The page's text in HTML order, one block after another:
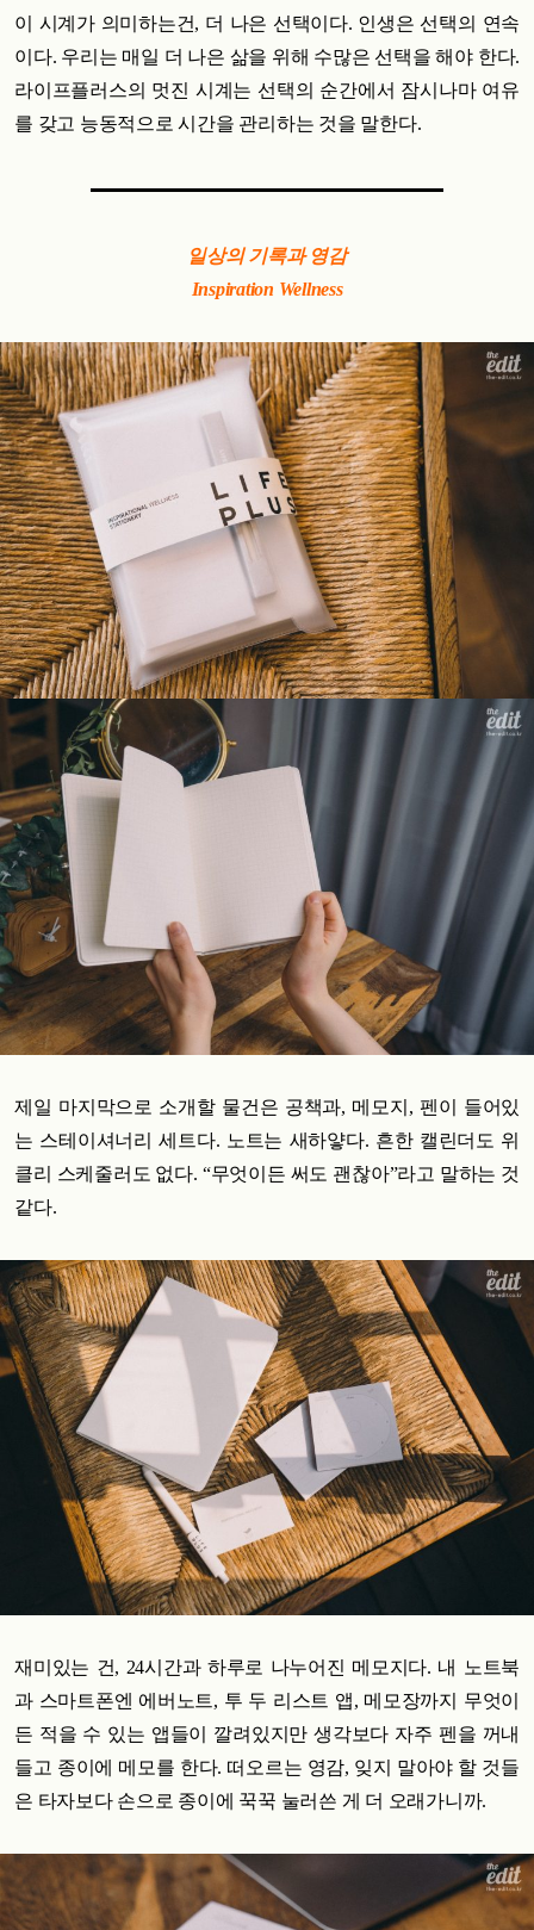
이 시계가 의미하는건, 더 나은 선택이다. 인생은 선택의 연속
이다. 우리는 매일 더 나은 삶을 위해 수많은 선택을 해야 한다.
라이프플러스의 멋진 시계는 선택의 순간에서 잠시나마 여유
를 갖고 능동적으로 시간을 관리하는 것을 말한다.
일상의 기록과 영감
Inspiration Wellness
제일 마지막으로 소개할 물건은 공책과, 메모지, 펜이 들어있
는 스테이셔너리 세트다. 노트는 새하얗다. 흔한 캘린더도 위
클리 스케줄러도 없다. “무엇이든 써도 괜찮아”라고 말하는 것
같다.
재미있는 건, 24시간과 하루로 나누어진 메모지다. 내 노트북
과 스마트폰엔 에버노트, 투 두 리스트 앱, 메모장까지 무엇이
든 적을 수 있는 앱들이 깔려있지만 생각보다 자주 펜을 꺼내
들고 종이에 메모를 한다. 떠오르는 영감, 잊지 말아야 할 것들
은 타자보다 손으로 종이에 꾹꾹 눌러쓴 게 더 오래가니까.